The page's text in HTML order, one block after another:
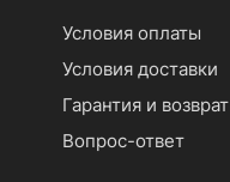
Условия оплаты
Условия доставки
Гарантия и возврат
Вопрос-ответ